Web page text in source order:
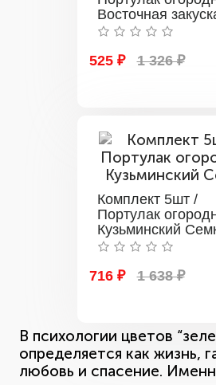
Восточная
525 ₽ 1 326 ₽
Комплект 5шт /
Портулак
Кузьминский
716 ₽ 1 638 ₽
В психологии цветов
определяется как жизнь,
любовь и спасение.